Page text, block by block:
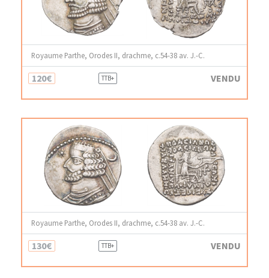
Royaume Parthe, Orodes II, drachme, c.54-38 av. J.-C.
120€ TTB+ VENDU
Royaume Parthe, Orodes II, drachme, c.54-38 av. J.-C.
130€ TTB+ VENDU